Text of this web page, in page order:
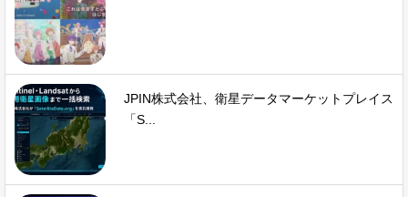
JPIN株式会社、衛星データマーケットプレイス
「S...